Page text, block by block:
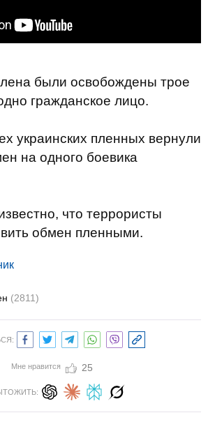
были освобождены трое
гражданское лицо.
украинских пленных вернули
на одного боевика
что террористы
обмен пленными.
(2811)
Мне нравится 25